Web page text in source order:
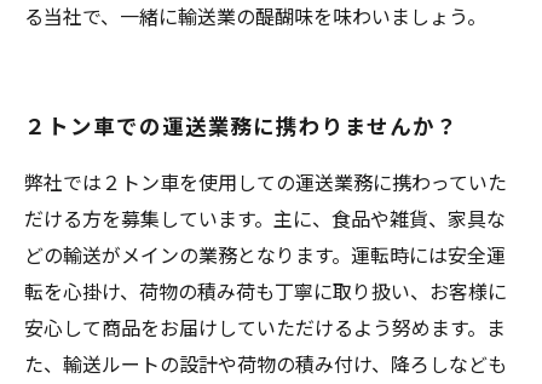
る当社で、一緒に輸送業の醍醐味を味わいましょう。
２トン車での運送業務に携わりませんか？
弊社では２トン車を使用しての運送業務に携わっていた
だける方を募集しています。主に、食品や雑貨、家具な
どの輸送がメインの業務となります。運転時には安全運
転を心掛け、荷物の積み荷も丁寧に取り扱い、お客様に
安心して商品をお届けしていただけるよう努めます。ま
た、輸送ルートの設計や荷物の積み付け、降ろしなども